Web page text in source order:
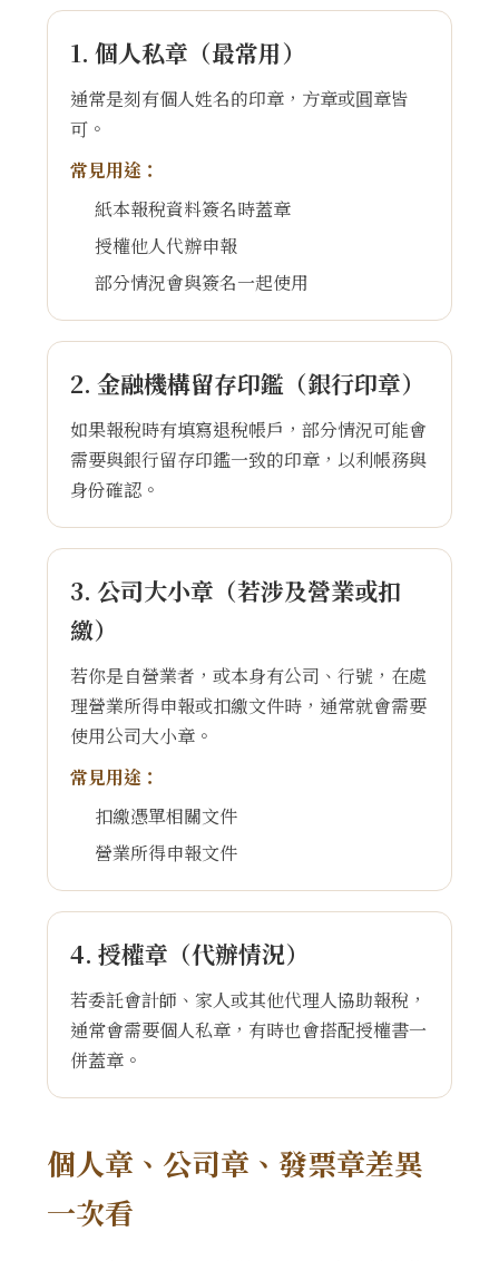
1. 個人私章（最常用）
通常是刻有個人姓名的印章，方章或圓章皆
可。
常見用途：
紙本報稅資料簽名時蓋章
授權他人代辦申報
部分情況會與簽名一起使用
2. 金融機構留存印鑑（銀行印章）
如果報稅時有填寫退稅帳戶，部分情況可能會
需要與銀行留存印鑑一致的印章，以利帳務與
身份確認。
3. 公司大小章（若涉及營業或扣
繳）
若你是自營業者，或本身有公司、行號，在處
理營業所得申報或扣繳文件時，通常就會需要
使用公司大小章。
常見用途：
扣繳憑單相關文件
營業所得申報文件
4. 授權章（代辦情況）
若委託會計師、家人或其他代理人協助報稅，
通常會需要個人私章，有時也會搭配授權書一
併蓋章。
個人章、公司章、發票章差異
一次看